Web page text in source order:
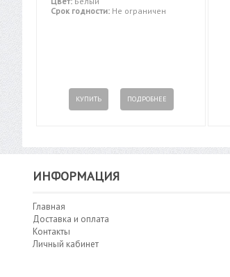
Срок годности: Не ограничен
КУПИТЬ ПОДРОБНЕЕ
ИНФОРМАЦИЯ
Главная
Доставка и оплата
Контакты
Личный кабинет